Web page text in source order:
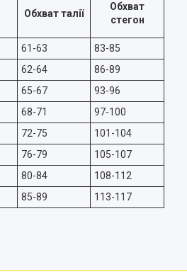
Обхват талії
Обхват
стегон
61-63
83-85
62-64
86-89
65-67
93-96
68-71
97-100
72-75
101-104
76-79
105-107
80-84
108-112
85-89
113-117